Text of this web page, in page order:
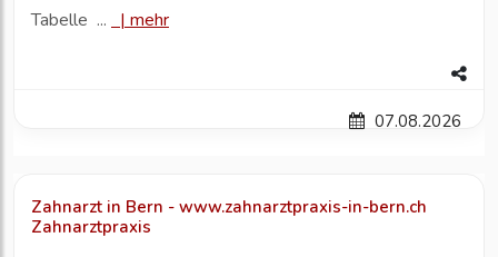
Tabelle ...
| mehr
07.08.2026
Zahnarzt in Bern - www.zahnarztpraxis-in-bern.ch
Zahnarztpraxis